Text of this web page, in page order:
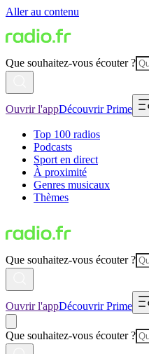
Aller au contenu
Que souhaitez-vous écouter ?
Ouvrir l'appDécouvrir Prime
Top 100 radios
Podcasts
Sport en direct
À proximité
Genres musicaux
Thèmes
Que souhaitez-vous écouter ?
Ouvrir l'appDécouvrir Prime
Que souhaitez-vous écouter ?